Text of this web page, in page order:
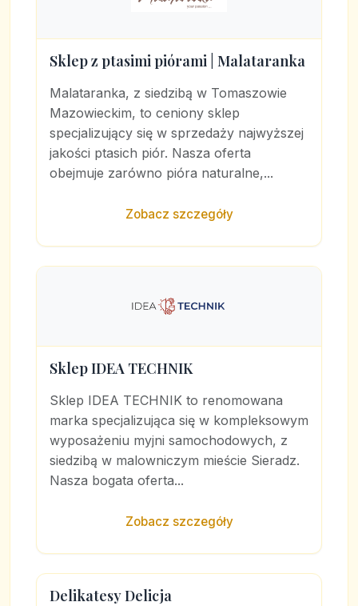
Sklep z ptasimi piórami | Malataranka
Malataranka, z siedzibą w Tomaszowie
Mazowieckim, to ceniony sklep
specjalizujący się w sprzedaży najwyższej
jakości ptasich piór. Nasza oferta
obejmuje zarówno pióra naturalne,...
Zobacz szczegóły
Sklep IDEA TECHNIK
Sklep IDEA TECHNIK to renomowana
marka specjalizująca się w kompleksowym
wyposażeniu myjni samochodowych, z
siedzibą w malowniczym mieście Sieradz.
Nasza bogata oferta...
Zobacz szczegóły
Delikatesy Delicja